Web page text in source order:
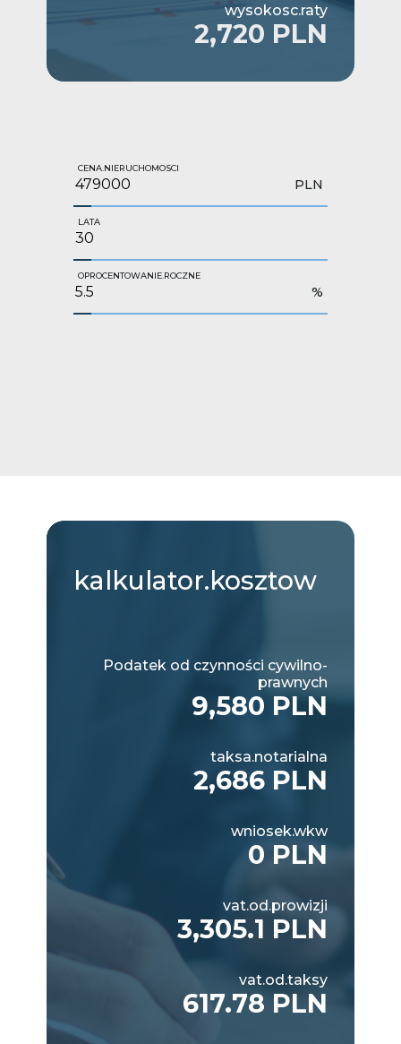
wysokosc.raty
2,720 PLN
CENA.NIERUCHOMOSCI
PLN
LATA
OPROCENTOWANIE.ROCZNE
%
kalkulator.kosztow
Podatek od czynności cywilno-
prawnych
9,580 PLN
taksa.notarialna
2,686 PLN
wniosek.wkw
0 PLN
vat.od.prowizji
3,305.1 PLN
vat.od.taksy
617.78 PLN